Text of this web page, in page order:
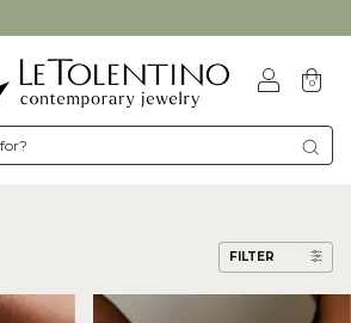
0
FILTER